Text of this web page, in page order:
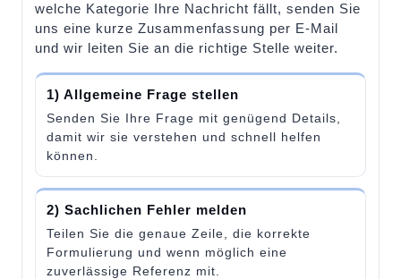
welche Kategorie Ihre Nachricht fällt, senden Sie
uns eine kurze Zusammenfassung per E-Mail
und wir leiten Sie an die richtige Stelle weiter.
1) Allgemeine Frage stellen
Senden Sie Ihre Frage mit genügend Details,
damit wir sie verstehen und schnell helfen
können.
2) Sachlichen Fehler melden
Teilen Sie die genaue Zeile, die korrekte
Formulierung und wenn möglich eine
zuverlässige Referenz mit.